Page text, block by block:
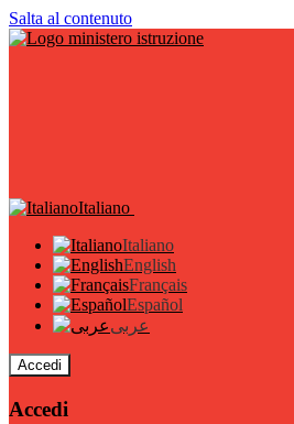
Salta al contenuto
Italiano
Italiano
English
Français
Español
عربى
Accedi
Accedi